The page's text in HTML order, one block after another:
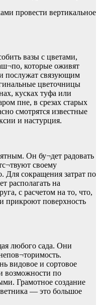
провести вертикальное
вазы с цветами,
которые оживят
послужат связующим
цветочницы
кусках туфа или
пне, в срезах старых
смотрятся известные
и настурция.
Он бу¬дет радовать
своему
Для сокращения затрат по
располагать на
с расчетом на то, что,
прикроют поверхность
любого сада. Они
видовое и сортовое
возможности по
Грамотное создание
— это большое